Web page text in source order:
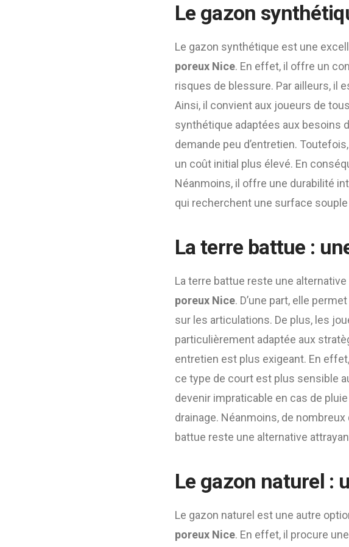
Le gazon
Le gazon synthétique est une
poreux Nice. En effet, il offre un
risques de blessure. Par ailleurs, il
Ainsi, il convient aux joueurs de
synthétique adaptées aux besoins
demande peu d’entretien.
un coût initial plus élevé. En
Néanmoins, il offre une durabilité
qui recherchent une surface
La terre battue :
La terre battue reste une
poreux Nice. D’une part, elle
sur les articulations. De plus, les
particulièrement adaptée aux
entretien est plus exigeant. En
ce type de court est plus sensible
devenir impraticable en cas de
drainage. Néanmoins, de
battue reste une alternative
Le gazon naturel :
Le gazon naturel est une autre
poreux Nice. En effet, il procure